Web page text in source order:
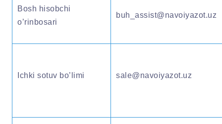
Bosh hisobchi
o’rinbosari
buh_assist@navoiyazot.uz
Ichki sotuv bo’limi sale@navoiyazot.uz